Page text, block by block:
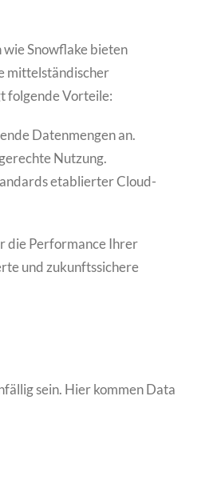
Snowflake bieten
mittelständischer
folgende Vorteile:
Datenmengen an.
Nutzung.
etablierter Cloud-
die Performance Ihrer
und zukunftssichere
sein. Hier kommen Data